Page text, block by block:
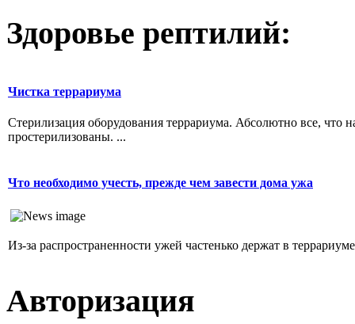
Здоровье рептилий:
Чистка террариума
Стерилизация оборудования террариума. Абсолютно все, что
простерилизованы. ...
Что необходимо учесть, прежде чем завести дома ужа
Из-за распространенности ужей частенько держат в
Авторизация